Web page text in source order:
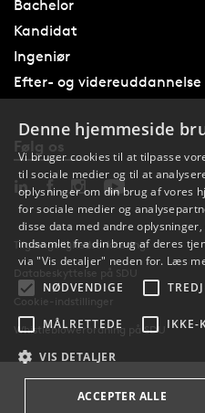
Bachelor
Kandidat
Ingeniør
Efter- og videreuddannelse
Følg os
Tilgængelighedserklæring
Databeskyttelse på SDU
Cookie-indstillinger
Whistleblowerordning på SDU
Denne hjemmeside
Vi bruger cookies til at tilpasse
til sociale medier og til at
oplysninger om din brug af vores
for sociale medier og
disse data med andre
indsamlet fra din brug af deres
via "Vis detaljer" neden for. Læs
NØDVENDIGE
MÅLRETTEDE IKKE-
VIS DETALJER
ACCEPTER ALLE